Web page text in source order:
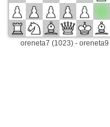
oreneta7 (1023) -